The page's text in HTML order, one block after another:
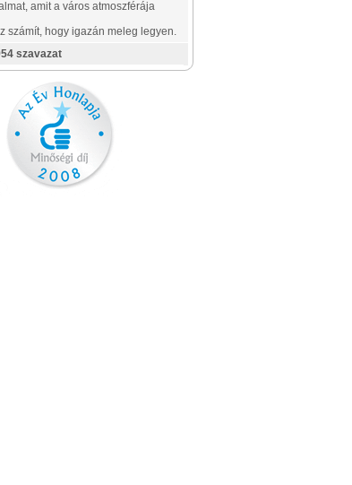
amit a város atmoszférája
számít, hogy igazán meleg legyen.
szavazat